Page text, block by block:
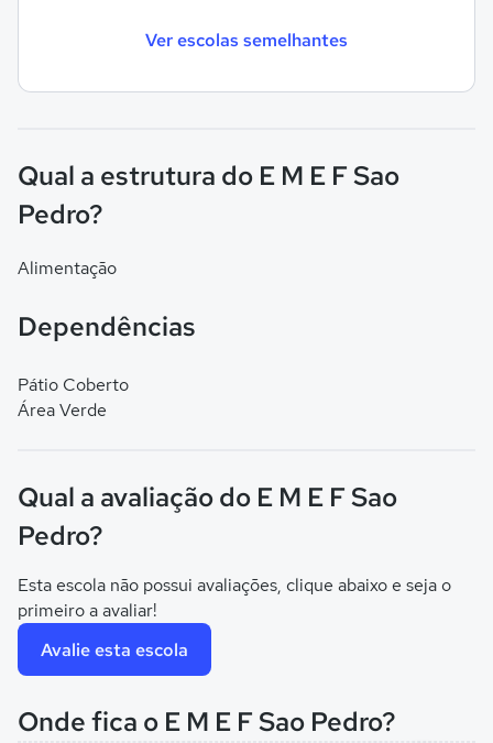
Ver escolas semelhantes
Qual a estrutura do E M E F Sao
Pedro?
Alimentação
Dependências
Pátio Coberto
Área Verde
Qual a avaliação do E M E F Sao
Pedro?
Esta escola não possui avaliações, clique abaixo e seja o
primeiro a avaliar!
Avalie esta escola
Onde fica o E M E F Sao Pedro?